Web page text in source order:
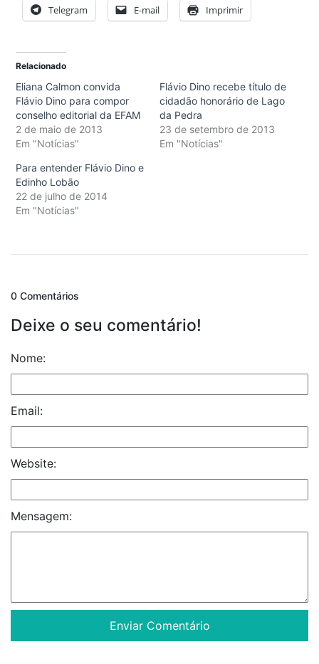
Telegram E-mail Imprimir
Relacionado
Eliana Calmon convida
Flávio Dino para compor
conselho editorial da EFAM
2 de maio de 2013
Em "Notícias"
Flávio Dino recebe título de
cidadão honorário de Lago
da Pedra
23 de setembro de 2013
Em "Notícias"
Para entender Flávio Dino e
Edinho Lobão
22 de julho de 2014
Em "Notícias"
0 Comentários
Deixe o seu comentário!
Nome:
Email:
Website:
Mensagem: